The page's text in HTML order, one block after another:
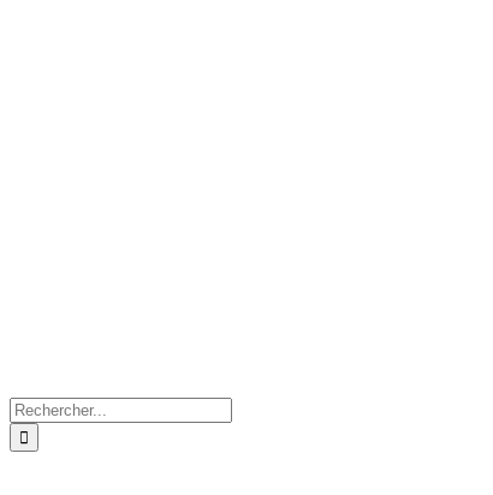
Rechercher: